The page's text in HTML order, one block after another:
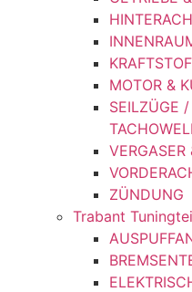
MOTOR &
SEILZÜGE
VERGASER
ZÜNDUNG
Trabant